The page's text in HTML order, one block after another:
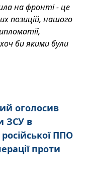
на фронті - це
позицій, нашого
би якими були
оголосив
ЗСУ в
російської ППО
проти